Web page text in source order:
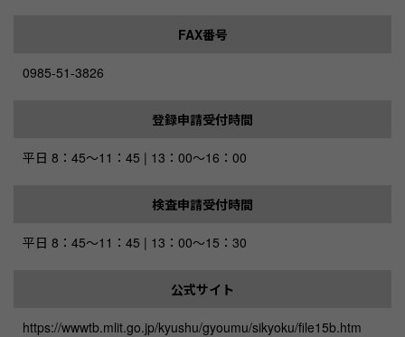
FAX番号
0985-51-3826
登録申請受付時間
平日 8：45～11：45 | 13：00～16：00
検査申請受付時間
平日 8：45～11：45 | 13：00～15：30
公式サイト
https://wwwtb.mlit.go.jp/kyushu/gyoumu/sikyoku/file15b.htm